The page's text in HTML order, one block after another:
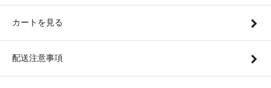
カートを見る
配送注意事項